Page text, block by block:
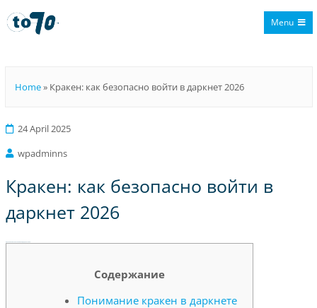
Menu
Home» Кракен: как безопасно войти в даркнет 2026
24 April 2025
wpadminns
Кракен: как безопасно войти в
даркнет 2026
Содержание
Понимание кракен в даркнете